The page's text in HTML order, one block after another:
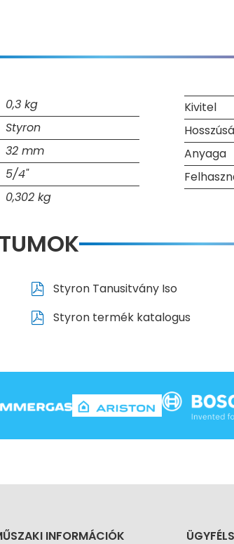
0,3 kg
Styron
32 mm
5/4"
0,302 kg
Kivitel
Anyaga
Styron Tanusitvány Iso
Styron termék katalogus
INFORMÁCIÓK